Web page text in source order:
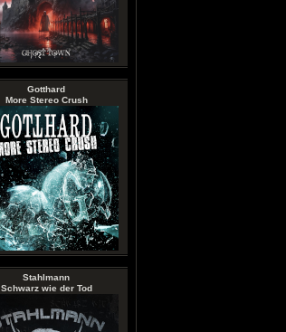
Gotthard
More Stereo Crush
Stahlmann
Schwarz wie der Tod